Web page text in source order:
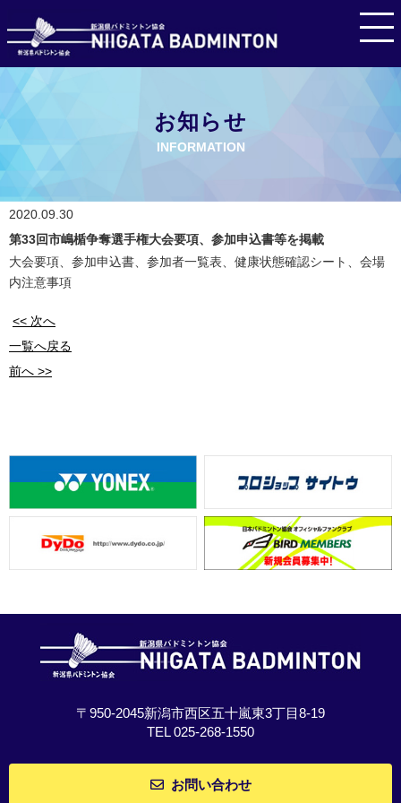
お知らせ
INFORMATION
2020.09.30
第33回市嶋楯争奪選手権大会要項、参加申込書等を掲載
大会要項、参加申込書、参加者一覧表、健康状態確認シート、会場
内注意事項
<< 次へ
一覧へ戻る
前へ >>
〒950-2045新潟市西区五十嵐東3丁目8-19
TEL 025-268-1550
お問い合わせ